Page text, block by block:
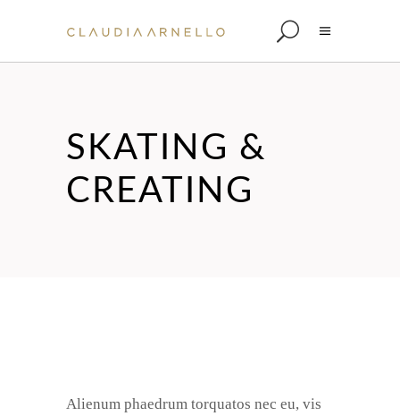
SKATING &
CREATING
Alienum phaedrum torquatos nec eu, vis